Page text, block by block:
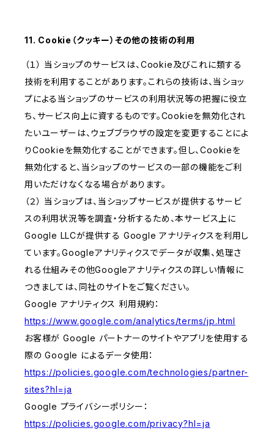
11. Cookie（クッキー）その他の技術の利用
（１） 当ショップのサービスは、Cookie及びこれに類する
技術を利用することがあります。これらの技術は、当ショッ
プによる当ショップのサービスの利用状況等の把握に役立
ち、サービス向上に資するものです。Cookieを無効化され
たいユーザーは、ウェブブラウザの設定を変更することによ
りCookieを無効化することができます。但し、Cookieを
無効化すると、当ショップのサービスの一部の機能をご利
用いただけなくなる場合があります。
（２） 当ショップは、当ショップサービスが提供するサービ
スの利用状況等を調査・分析するため、本サービス上に
Google LLCが提供する Google アナリティクスを利用し
ています。Googleアナリティクスでデータが収集、処理さ
れる仕組みその他Googleアナリティクスの詳しい情報に
つきましては、同社のサイトをご覧ください。
Google アナリティクス 利用規約：
https://www.google.com/analytics/terms/jp.html
お客様が Google パートナーのサイトやアプリを使用する
際の Google によるデータ使用：
https://policies.google.com/technologies/partner-
sites?hl=ja
Google プライバシーポリシー：
https://policies.google.com/privacy?hl=ja